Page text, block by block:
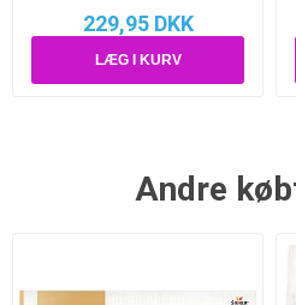
229,95 DKK
Andre